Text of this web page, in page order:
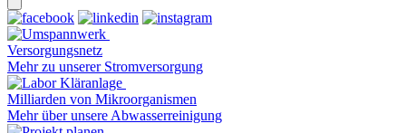
Versorgungsnetz
Mehr zu unserer Stromversorgung
Milliarden von Mikroorganismen
Mehr über unsere Abwasserreinigung